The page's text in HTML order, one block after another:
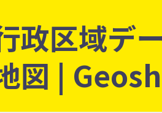
政区域デ
図 |